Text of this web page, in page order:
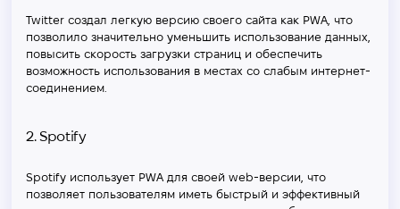
Twitter создал легкую версию своего сайта как PWA, что
позволило значительно уменьшить использование данных,
повысить скорость загрузки страниц и обеспечить
возможность использования в местах со слабым интернет-
соединением.
2. Spotify
Spotify использует PWA для своей web-версии, что
позволяет пользователям иметь быстрый и эффективный